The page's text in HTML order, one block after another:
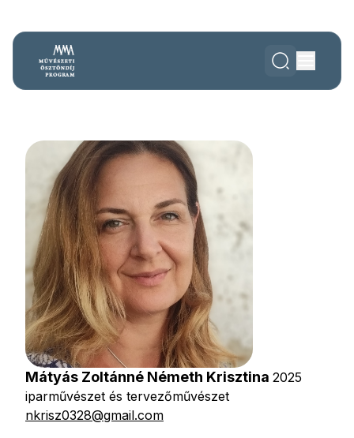
Mátyás Zoltánné Németh Krisztina 2025
iparművészet és tervezőművészet
nkrisz0328@gmail.com